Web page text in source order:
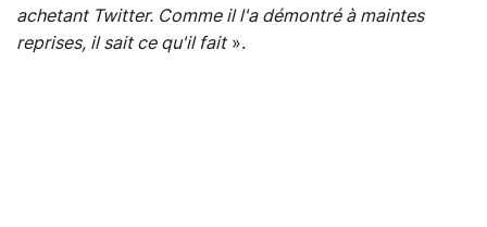
achetant Twitter. Comme il l'a démontré à maintes
reprises, il sait ce qu'il fait».